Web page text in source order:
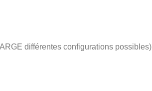
différentes configurations possibles)